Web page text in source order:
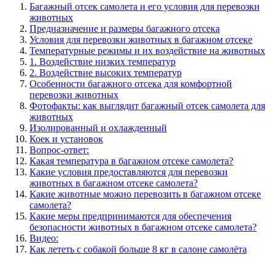
Багажный отсек самолета и его условия для перевозки
животных
Предназначение и размеры багажного отсека
Условия для перевозки животных в багажном отсеке
Температурные режимы и их воздействие на животных
1. Воздействие низких температур
2. Воздействие высоких температур
Особенности багажного отсека для комфортной
перевозки животных
Фотофакты: как выглядит багажный отсек самолета для
животных
Изолированный и охлажденный
Коек и установок
Вопрос-ответ:
Какая температура в багажном отсеке самолета?
Какие условия предоставляются для перевозки
животных в багажном отсеке самолета?
Какие животные можно перевозить в багажном отсеке
самолета?
Какие меры предпринимаются для обеспечения
безопасности животных в багажном отсеке самолета?
Видео:
Как лететь с собакой больше 8 кг в салоне самолёта